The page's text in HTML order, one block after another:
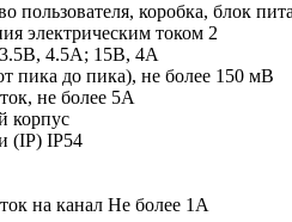
пользователя, коробка, блок
электрическим током 2
4.5А; 15В, 4А
пика до пика), не более 150 мВ
не более 5А
корпус
(IP) IP54
на канал Не более 1А